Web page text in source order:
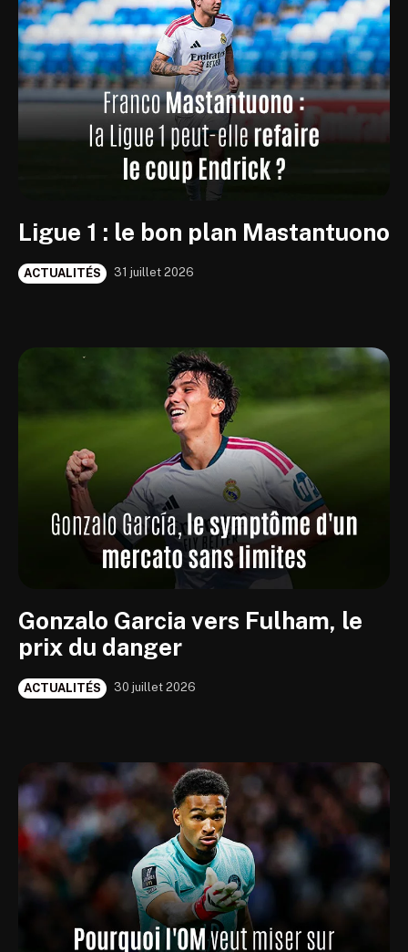
Ligue 1 : le bon plan Mastantuono
ACTUALITÉS 31 juillet 2026
Gonzalo Garcia vers Fulham, le
prix du danger
ACTUALITÉS 30 juillet 2026